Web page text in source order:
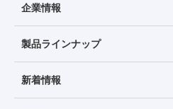
企業情報
製品ラインナップ
新着情報